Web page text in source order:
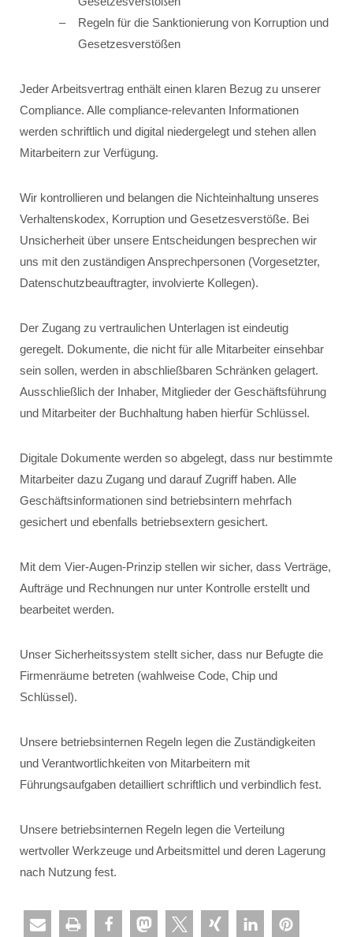
Regeln für die Sanktionierung von Korruption und
Gesetzesverstößen
Jeder Arbeitsvertrag enthält einen klaren Bezug zu unserer
Compliance. Alle compliance-relevanten Informationen
werden schriftlich und digital niedergelegt und stehen allen
Mitarbeitern zur Verfügung.
Wir kontrollieren und belangen die Nichteinhaltung unseres
Verhaltenskodex, Korruption und Gesetzesverstöße. Bei
Unsicherheit über unsere Entscheidungen besprechen wir
uns mit den zuständigen Ansprechpersonen (Vorgesetzter,
Datenschutzbeauftragter, involvierte Kollegen).
Der Zugang zu vertraulichen Unterlagen ist eindeutig
geregelt. Dokumente, die nicht für alle Mitarbeiter einsehbar
sein sollen, werden in abschließbaren Schränken gelagert.
Ausschließlich der Inhaber, Mitglieder der Geschäftsführung
und Mitarbeiter der Buchhaltung haben hierfür Schlüssel.
Digitale Dokumente werden so abgelegt, dass nur bestimmte
Mitarbeiter dazu Zugang und darauf Zugriff haben. Alle
Geschäftsinformationen sind betriebsintern mehrfach
gesichert und ebenfalls betriebsextern gesichert.
Mit dem Vier­-Augen-­Prinzip stellen wir sicher, dass Verträge,
Aufträge und Rechnungen nur unter Kontrolle erstellt und
bearbeitet werden.
Unser Sicherheitssystem stellt sicher, dass nur Befugte die
Firmenräume betreten (wahlweise Code, Chip und
Schlüssel).
Unsere betriebsinternen Regeln legen die Zuständigkeiten
und Verantwortlichkeiten von Mitarbeitern mit
Führungsaufgaben detailliert schriftlich und verbindlich fest.
Unsere betriebsinternen Regeln legen die Verteilung
wertvoller Werkzeuge und Arbeitsmittel und deren Lagerung
nach Nutzung fest.